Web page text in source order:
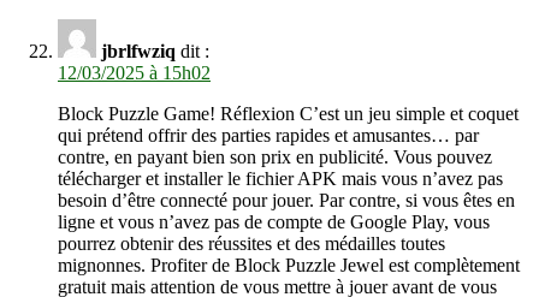
jbrlfwziq dit :
12/03/2025 à 15h02
Block Puzzle Game! Réflexion C’est un jeu simple et coquet
qui prétend offrir des parties rapides et amusantes… par
contre, en payant bien son prix en publicité. Vous pouvez
télécharger et installer le fichier APK mais vous n’avez pas
besoin d’être connecté pour jouer. Par contre, si vous êtes en
ligne et vous n’avez pas de compte de Google Play, vous
pourrez obtenir des réussites et des médailles toutes
mignonnes. Profiter de Block Puzzle Jewel est complètement
gratuit mais attention de vous mettre à jouer avant de vous